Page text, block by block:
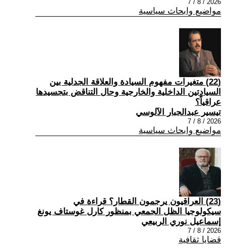
2026 / 8 / 7
مواضيع وابحاث سياسية
(22) متغيرات مفهوم السيادة والعلاقة الجدلية بين
السيادتين الداخلية والخارجية وحال التناقض بتجسيدها
عراقياً؟
تيسير عبدالجبار الآلوسي
2026 / 8 / 7
مواضيع وابحاث سياسية
(23) العراقيون يرجمون القطار؟ قراءة في
سيكولوجيا الظل الجمعي بمنظور كارل غوستاف يونغ
إسماعيل نوري الربيعي
2026 / 8 / 7
قضايا ثقافية